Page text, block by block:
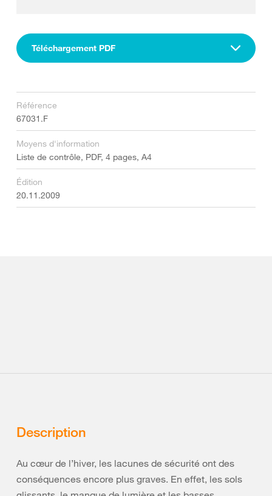
Téléchargement PDF
Référence
67031.F
Moyens d'information
Liste de contrôle, PDF, 4 pages, A4
Édition
20.11.2009
Description
Au cœur de l’hiver, les lacunes de sécurité ont des
conséquences encore plus graves. En effet, les sols